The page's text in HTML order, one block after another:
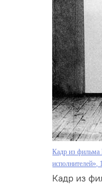
Кадр из
исполнителей»,
Кадр из